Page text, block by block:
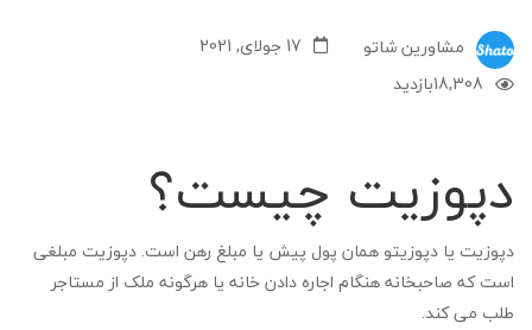
مشاورین شاتو
17 جولای, 2021
بازدید18,308
دپوزیت چیست؟
دپوزیت یا دپوزیتو همان پول پیش یا مبلغ رهن است. دپوزیت مبلغی
است که صاحبخانه هنگام اجاره دادن خانه یا هرگونه ملک از مستاجر
طلب می کند.